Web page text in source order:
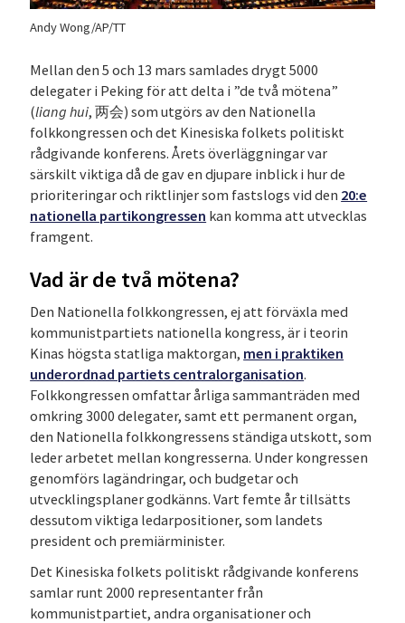
Andy Wong/AP/TT
Mellan den 5 och 13 mars samlades drygt 5000
delegater i Peking för att delta i ”de två mötena”
(liang hui, 两会) som utgörs av den Nationella
folkkongressen och det Kinesiska folkets politiskt
rådgivande konferens. Årets överläggningar var
särskilt viktiga då de gav en djupare inblick i hur de
prioriteringar och riktlinjer som fastslogs vid den 20:e
nationella partikongressen kan komma att utvecklas
framgent.
Vad är de två mötena?
Den Nationella folkkongressen, ej att förväxla med
kommunistpartiets nationella kongress, är i teorin
Kinas högsta statliga maktorgan, men i praktiken
underordnad partiets centralorganisation.
Folkkongressen omfattar årliga sammanträden med
omkring 3000 delegater, samt ett permanent organ,
den Nationella folkkongressens ständiga utskott, som
leder arbetet mellan kongresserna. Under kongressen
genomförs lagändringar, och budgetar och
utvecklingsplaner godkänns. Vart femte år tillsätts
dessutom viktiga ledarpositioner, som landets
president och premiärminister.
Det Kinesiska folkets politiskt rådgivande konferens
samlar runt 2000 representanter från
kommunistpartiet, andra organisationer och